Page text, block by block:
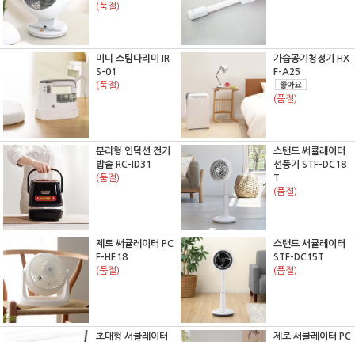
(품절)
미니 스팀다리미 IR
S-01
(품절)
가습공기청정기 HX
F-A25
(품절)
분리형 인덕션 전기
밥솥 RC-ID31
(품절)
스탠드 써큘레이터
선풍기 STF-DC18
T
(품절)
제로 써큘레이터 PC
F-HE18
(품절)
스탠드 서큘레이터
STF-DC15T
(품절)
초대형 서큘레이터
제로 서큘레이터 PC